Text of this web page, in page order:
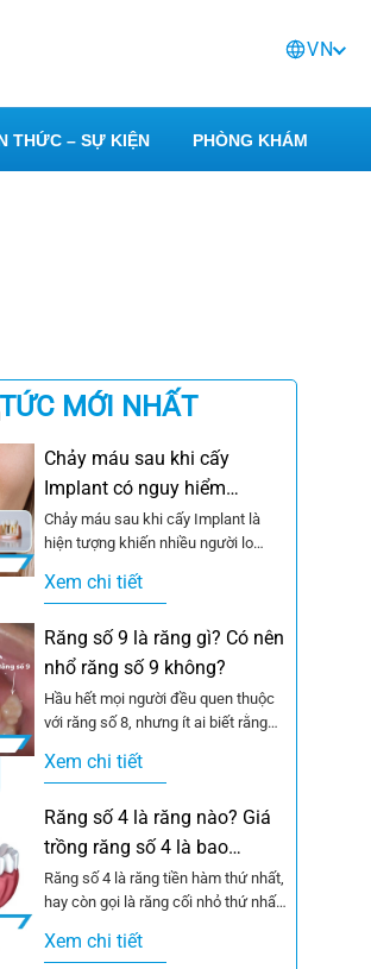
VN
THỨC – SỰ KIỆN PHÒNG KHÁM
MỚI NHẤT
Chảy máu sau khi cấy
Implant có nguy hiểm
không? Cách xử lý
Chảy máu sau khi cấy Implant là
hiện tượng khiến nhiều người lo
đầu...
Xem chi tiết
Răng số 9 là răng gì? Có nên
nhổ răng số 9 không?
Hầu hết mọi người đều quen thuộc
với răng số 8, nhưng ít ai biết rằng
Xem chi tiết
Răng số 4 là răng nào? Giá
trồng răng số 4 là bao
nhiêu?
Răng số 4 là răng tiền hàm thứ nhất,
hay còn gọi là răng cối nhỏ thứ nhất,
Xem chi tiết